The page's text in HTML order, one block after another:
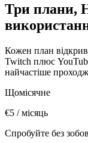
Три плани,
Кожен план
Twitch плюс
найчастіше
Щомісячне
€5 / місяць
Спробуйте без